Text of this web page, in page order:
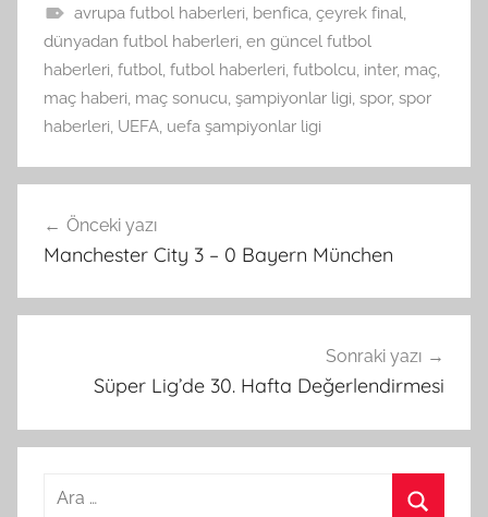
avrupa futbol haberleri, benfica, çeyrek final,
dünyadan futbol haberleri, en güncel futbol
haberleri, futbol, futbol haberleri, futbolcu, inter, maç,
maç haberi, maç sonucu, şampiyonlar ligi, spor, spor
haberleri, UEFA, uefa şampiyonlar ligi
gezinmesi
Önceki yazı
Manchester City 3 – 0 Bayern München
Sonraki yazı
Süper Lig’de 30. Hafta Değerlendirmesi
Arama: